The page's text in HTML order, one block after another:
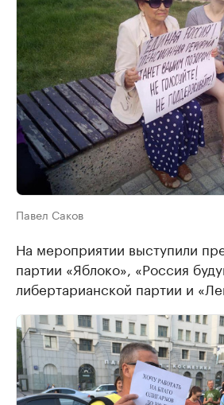
Павел Саков
На мероприятии выступили
партии «Яблоко», «Россия
либертарианской партии и